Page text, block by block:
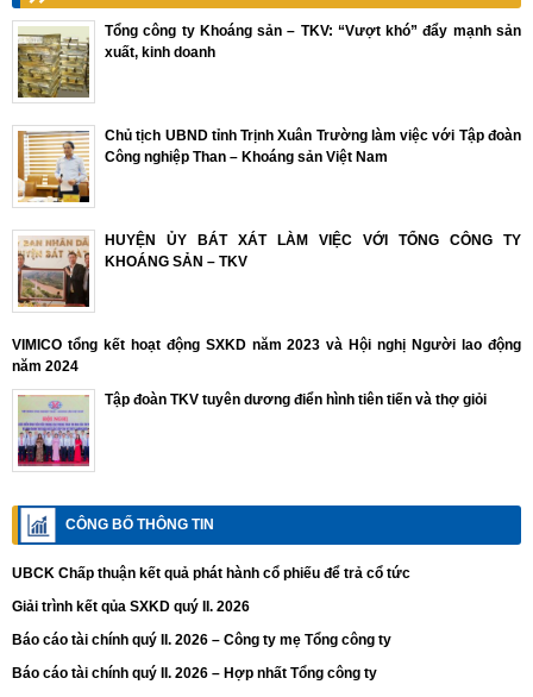
Tổng công ty Khoáng sản – TKV: “Vượt khó” đẩy mạnh sản
xuất, kinh doanh
Chủ tịch UBND tỉnh Trịnh Xuân Trường làm việc với Tập đoàn
Công nghiệp Than – Khoáng sản Việt Nam
HUYỆN ỦY BÁT XÁT LÀM VIỆC VỚI TỔNG CÔNG TY
KHOÁNG SẢN – TKV
VIMICO tổng kết hoạt động SXKD năm 2023 và Hội nghị Người lao động
năm 2024
Tập đoàn TKV tuyên dương điển hình tiên tiến và thợ giỏi
CÔNG BỐ THÔNG TIN
UBCK Chấp thuận kết quả phát hành cổ phiếu để trả cổ tức
Giải trình kết qủa SXKD quý II. 2026
Báo cáo tài chính quý II. 2026 – Công ty mẹ Tổng công ty
Báo cáo tài chính quý II. 2026 – Hợp nhất Tổng công ty